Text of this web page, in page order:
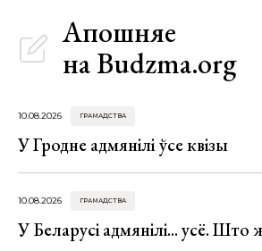
Апошняе
на Budzma.org
10.08.2026 ГРАМАДСТВА
У Гродне адмянілі ўсе квізы
10.08.2026 ГРАМАДСТВА
У Беларусі адмянілі... усё. Што